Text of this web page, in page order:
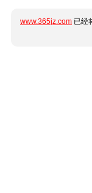
www.365jz.com 已经